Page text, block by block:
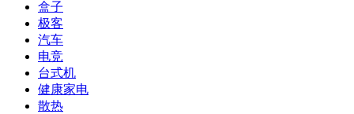
盒子
极客
汽车
电竞
台式机
健康家电
散热